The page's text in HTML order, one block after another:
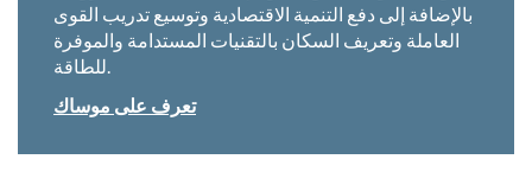
بالإضافة إلى دفع التنمية الاقتصادية وتوسيع تدريب القوى
العاملة وتعريف السكان بالتقنيات المستدامة والموفرة
تعرف على موساك